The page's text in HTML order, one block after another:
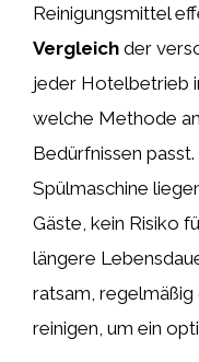
Reinigungsmittel
Vergleich der
jeder Hotelbetrieb
welche Methode
Bedürfnissen passt.
Spülmaschine
Gäste, kein Risiko
längere
ratsam, regelmäßig
reinigen, um ein